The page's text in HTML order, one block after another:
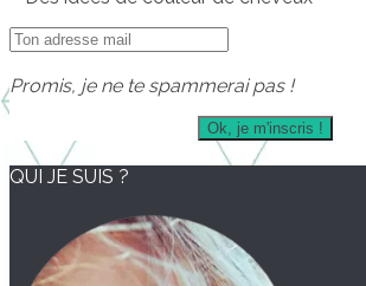
Promis, je ne te spammerai pas !
QUI JE SUIS ?